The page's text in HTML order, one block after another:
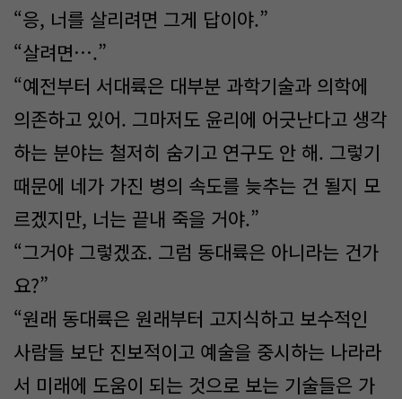
“응, 너를 살리려면 그게 답이야.”
“살려면….”
“예전부터 서대륙은 대부분 과학기술과 의학에
의존하고 있어. 그마저도 윤리에 어긋난다고 생각
하는 분야는 철저히 숨기고 연구도 안 해. 그렇기
때문에 네가 가진 병의 속도를 늦추는 건 될지 모
르겠지만, 너는 끝내 죽을 거야.”
“그거야 그렇겠죠. 그럼 동대륙은 아니라는 건가
요?”
“원래 동대륙은 원래부터 고지식하고 보수적인
사람들 보단 진보적이고 예술을 중시하는 나라라
서 미래에 도움이 되는 것으로 보는 기술들은 가